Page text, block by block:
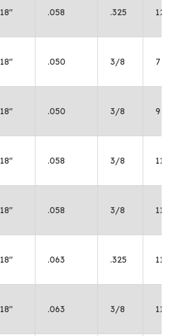
18" .058 .325 12
18" .050 3/8 7
18" .050 3/8 9
18" .058 3/8 11
18" .058 3/8 11
18" .063 .325 11
18" .063 3/8 11